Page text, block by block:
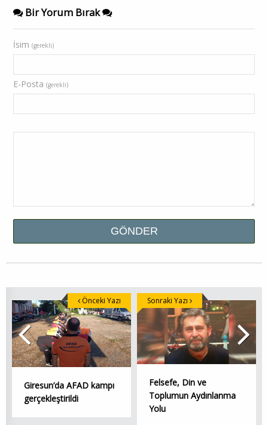
Bir Yorum Bırak
İsim (gerekli)
E-Posta (gerekli)
Giresun’da AFAD kampı
gerçekleştirildi
Önceki Yazı
Felsefe, Din ve
Toplumun Aydınlanma
Yolu
Sonraki Yazı